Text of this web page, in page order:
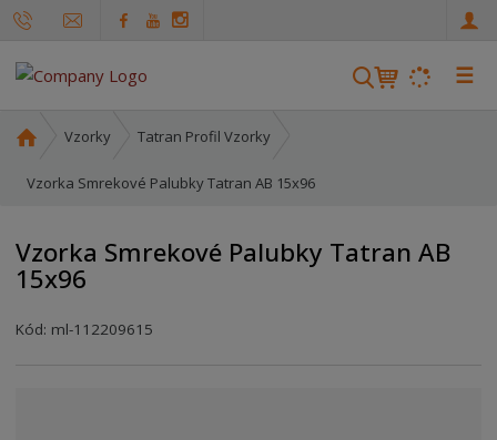
V
v
☰
o
á
s
r
Vzorky Tatran Profil Vzorky
Vzorka Smrekové Palubky Tatran AB 15x96
Vzorka Smrekové Palubky Tatran AB
15x96
Kód: ml-112209615